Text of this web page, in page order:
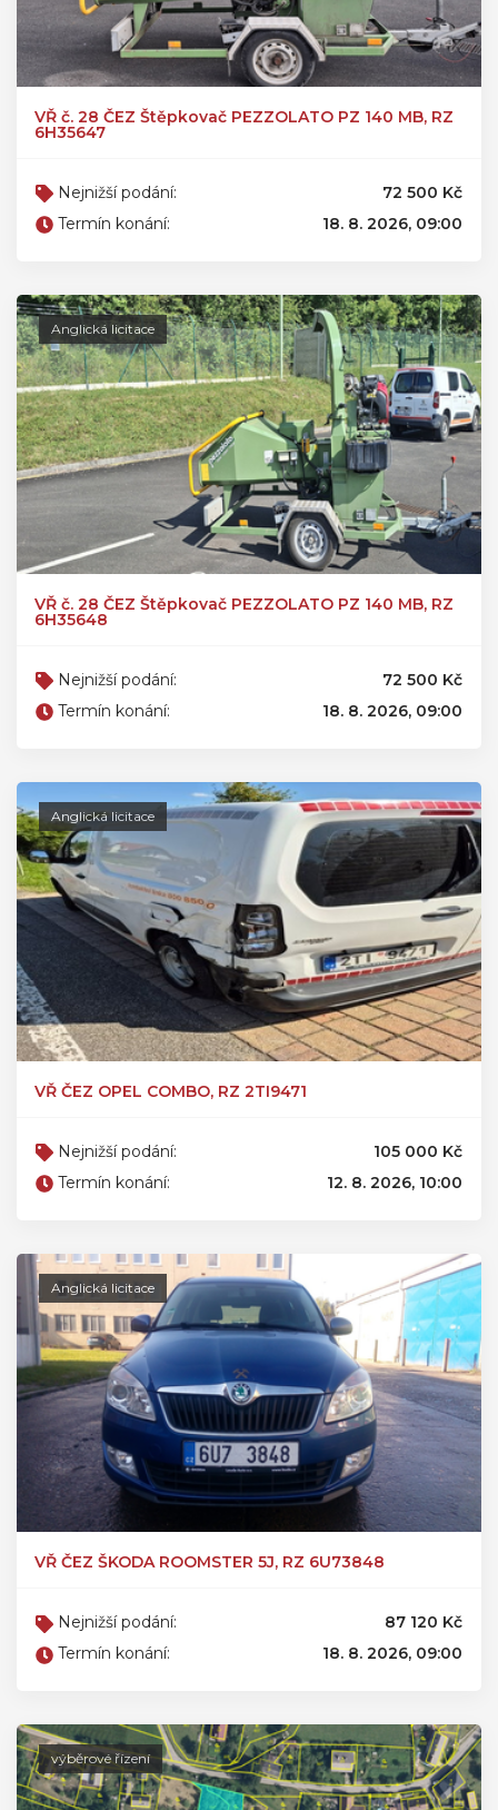
VŘ č. 28 ČEZ Štěpkovač PEZZOLATO PZ 140 MB, RZ
6H35647
Nejnižší podání:
72 500 Kč
Termín konání:
18. 8. 2026, 09:00
Anglická licitace
VŘ č. 28 ČEZ Štěpkovač PEZZOLATO PZ 140 MB, RZ
6H35648
Nejnižší podání:
72 500 Kč
Termín konání:
18. 8. 2026, 09:00
Anglická licitace
VŘ ČEZ OPEL COMBO, RZ 2TI9471
Nejnižší podání:
105 000 Kč
Termín konání:
12. 8. 2026, 10:00
Anglická licitace
VŘ ČEZ ŠKODA ROOMSTER 5J, RZ 6U73848
Nejnižší podání:
87 120 Kč
Termín konání:
18. 8. 2026, 09:00
výběrové řízení